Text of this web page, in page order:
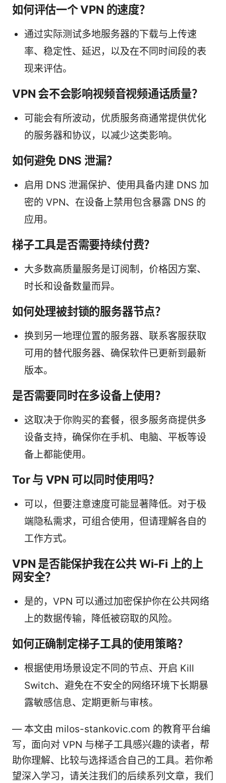
如何评估一个 VPN 的速度？
通过实际测试多地服务器的下载与上传速
率、稳定性、延迟，以及在不同时间段的表
现来评估。
VPN 会不会影响视频音视频通话质量？
可能会有所波动，优质服务商通常提供优化
的服务器和协议，以减少这类影响。
如何避免 DNS 泄漏？
启用 DNS 泄漏保护、使用具备内建 DNS 加
密的 VPN、在设备上禁用包含暴露 DNS 的
应用。
梯子工具是否需要持续付费？
大多数高质量服务是订阅制，价格因方案、
时长和设备数量而异。
如何处理被封锁的服务器节点？
换到另一地理位置的服务器、联系客服获取
可用的替代服务器、确保软件已更新到最新
版本。
是否需要同时在多设备上使用？
这取决于你购买的套餐，很多服务商提供多
设备支持，确保你在手机、电脑、平板等设
备上都能使用。
Tor 与 VPN 可以同时使用吗？
可以，但要注意速度可能显著降低。对于极
端隐私需求，可组合使用，但请理解各自的
工作方式。
VPN 是否能保护我在公共 Wi-Fi 上的上
网安全？
是的，VPN 可以通过加密保护你在公共网络
上的数据传输，降低被窃取的风险。
如何正确制定梯子工具的使用策略？
根据使用场景设定不同的节点、开启 Kill
Switch、避免在不安全的网络环境下长期暴
露敏感信息、定期更新与审核。
— 本文由 milos-stankovic.com 的教育平台编
写，面向对 VPN 与梯子工具感兴趣的读者，帮
助你理解、比较与选择适合自己的工具。若你希
望深入学习，请关注我们的后续系列文章，我们